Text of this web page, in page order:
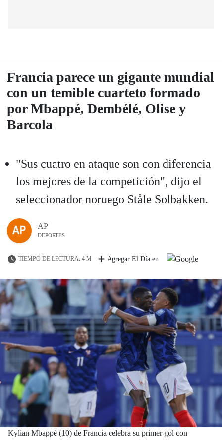
Francia parece un gigante mundial
con un temible cuarteto formado
por Mbappé, Dembélé, Olise y
Barcola
"Sus cuatro en ataque son con diferencia
los mejores de la competición", dijo el
seleccionador noruego Ståle Solbakken.
AP
DEPORTES
TIEMPO DE LECTURA: 4 M Agregar El Día en
Kylian Mbappé (10) de Francia celebra su primer gol con